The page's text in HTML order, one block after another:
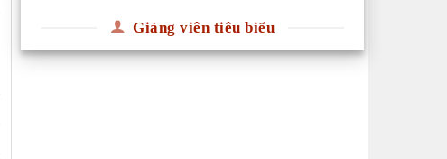
Giảng viên tiêu biểu